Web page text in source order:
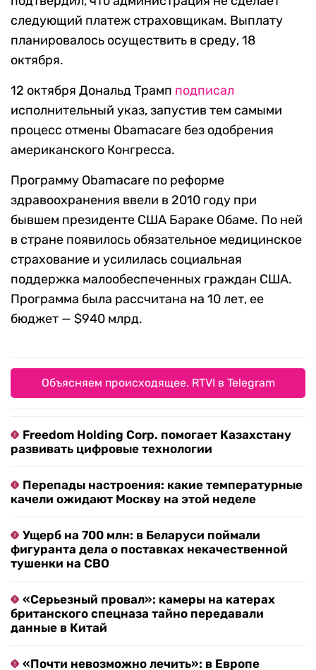
следующий платеж страховщикам. Выплату
планировалось осуществить в среду, 18
октября.
12 октября Дональд Трамп подписал
исполнительный указ, запустив тем самыми
процесс отмены Obamacare без одобрения
американского Конгресса.
Программу Obamacare по реформе
здравоохранения ввели в 2010 году при
бывшем президенте США Бараке Обаме. По ней
в стране появилось обязательное медицинское
страхование и усилилась социальная
поддержка малообеспеченных граждан США.
Программа была рассчитана на 10 лет, ее
бюджет — $940 млрд.
Объясняем происходящее. RTVI в Telegram
Freedom Holding Corp. помогает Казахстану
развивать цифровые технологии
Перепады настроения: какие температурные
качели ожидают Москву на этой неделе
Ущерб на 700 млн: в Беларуси поймали
фигуранта дела о поставках некачественной
тушенки на СВО
«Серьезный провал»: камеры на катерах
британского спецназа тайно передавали
данные в Китай
«Почти невозможно лечить»: в Европе